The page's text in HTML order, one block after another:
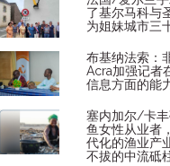
了基尔马科与
为姐妹城市三
布基纳法索：
Acra加强记者
信息方面的能
塞内加尔/卡
鱼女性从业者
代化的渔业产
不拔的中流砥